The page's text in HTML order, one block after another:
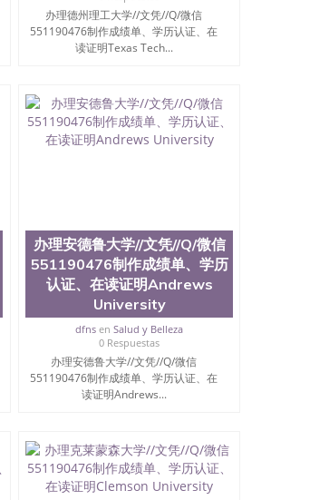
办理德州理工大学//文凭//Q/微信
551190476制作成绩单、学历认证、在
读证明Texas Tech...
办理安德鲁大学//文凭//Q/微信
551190476制作成绩单、学历
认证、在读证明Andrews
University
dfns enSalud y Belleza
0 Respuestas
办理安德鲁大学//文凭//Q/微信
551190476制作成绩单、学历认证、在
读证明Andrews...